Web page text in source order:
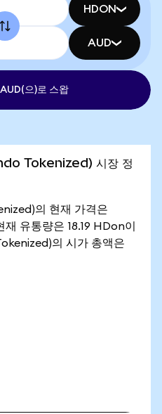
HDON
AUD
으)로 스왑
Tokenized) 시장 정
의 현재 가격은
유통량은 18.19 HDon이
의 시가 총액은